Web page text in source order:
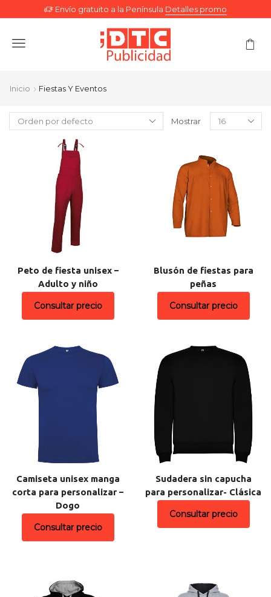
Envío gratuito a la Península Detalles promo
Menu
Inicio Fiestas Y Eventos
Mostrar
Peto de fiesta unisex –
Adulto y niño
Consultar precio
Blusón de fiestas para
peñas
Consultar precio
Camiseta unisex manga
corta para personalizar –
Dogo
Consultar precio
Sudadera sin capucha
para personalizar- Clásica
Consultar precio